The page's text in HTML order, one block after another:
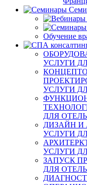
Обучение
УСЛУГИ
УСЛУГИ
ДЛЯ
ДИЗАЙН И
УСЛУГИ
УСЛУГИ
ЗАПУСК
ДЛЯ